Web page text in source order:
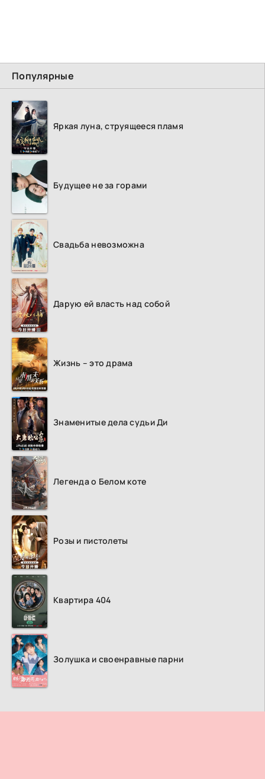
Популярные
Яркая луна, струящееся пламя
Будущее не за горами
Свадьба невозможна
Дарую ей власть над собой
Жизнь – это драма
Знаменитые дела судьи Ди
Легенда о Белом коте
Розы и пистолеты
Квартира 404
Золушка и своенравные парни